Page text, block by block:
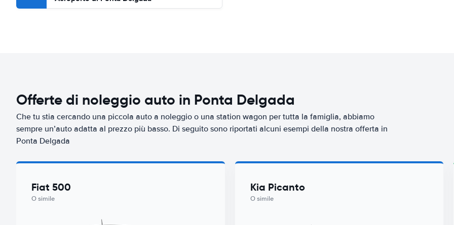
Offerte di noleggio auto in Ponta Delgada
Che tu stia cercando una piccola auto a noleggio o una station wagon per tutta la famiglia, abbiamo
sempre un’auto adatta al prezzo più basso. Di seguito sono riportati alcuni esempi della nostra offerta in
Ponta Delgada
Fiat 500
O simile
Kia Picanto
O simile